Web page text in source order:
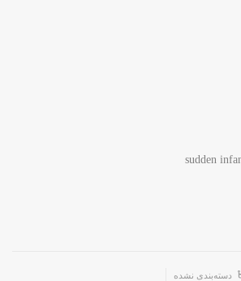
دسته‌بندی نشده